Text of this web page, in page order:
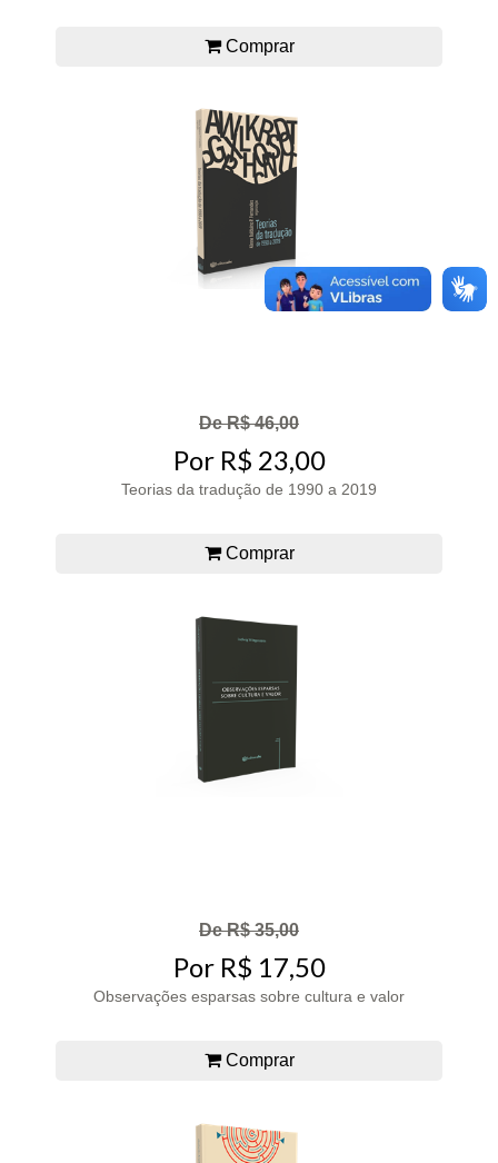
Comprar
De R$ 46,00
Por R$ 23,00
Teorias da tradução de 1990 a 2019
Comprar
De R$ 35,00
Por R$ 17,50
Observações esparsas sobre cultura e valor
Comprar